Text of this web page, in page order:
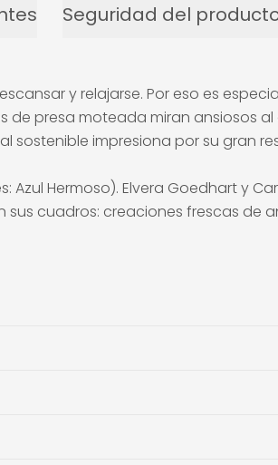
Seguridad del
y relajarse. Por eso es
de presa moteada miran ansiosos
sostenible impresiona por su gran
Hermoso). Elvera Goedhart y
cuadros: creaciones frescas de